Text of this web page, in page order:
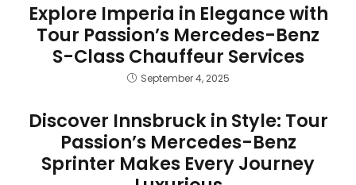
Explore Imperia in Elegance with
Tour Passion’s Mercedes-Benz
S-Class Chauffeur Services
September 4, 2025
Discover Innsbruck in Style: Tour
Passion’s Mercedes-Benz
Sprinter Makes Every Journey